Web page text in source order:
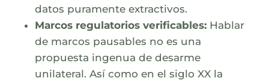
datos puramente extractivos.
Marcos regulatorios verificables: Hablar
de marcos pausables no es una
propuesta ingenua de desarme
unilateral. Así como en el siglo XX la